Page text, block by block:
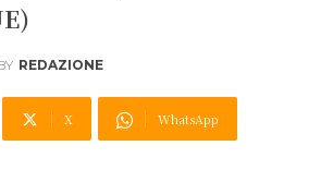
REDAZIONE
X WhatsApp